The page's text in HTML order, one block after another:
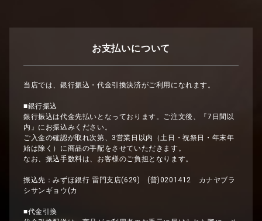
お支払いについて
当店では、銀行振込・代金引換決済がご利用になれます。
■銀行振込
銀行振込は代金先払いとなっております。ご注文後、『7日間以
内』にお振込みください。
ご入金の確認が取れ次第、3営業日以内（土日・祝祭日・年末年
始は除く）に商品の手配をさせていただきます。
なお、振込手数料は、お客様のご負担となります。
振込先：みずほ銀行 雷門支店(629) (普)0201412 カナヤブラ
シサンギョウ(カ
■代金引換